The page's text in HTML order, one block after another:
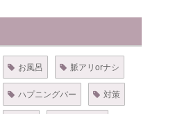
お風呂 脈アリorナシ
ハプニングバー 対策